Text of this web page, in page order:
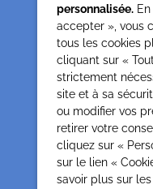
62
personnalisée.
accepter », vous
tous les cookies
cliquant sur «
strictement
site et à sa
ou modifier vos
retirer votre
cliquez sur «
sur le lien «
savoir plus sur